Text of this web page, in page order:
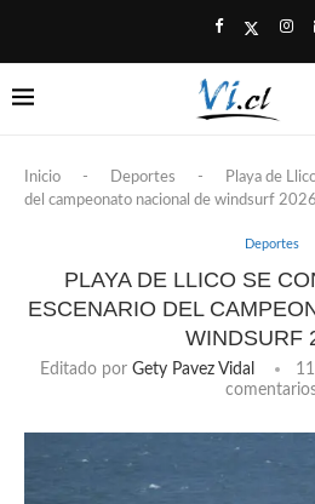
Inicio - Deportes -
Playa de
del campeonato nacional de windsurf 2026
Deportes
PLAYA DE LLICO SE
ESCENARIO DEL
WINDSURF
Editado por Gety Pavez Vidal